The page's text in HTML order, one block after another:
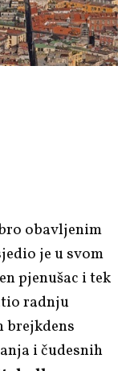
obavljenim
je u svom
pjenušac i tek
radnju
brejkdens
i čudesnih